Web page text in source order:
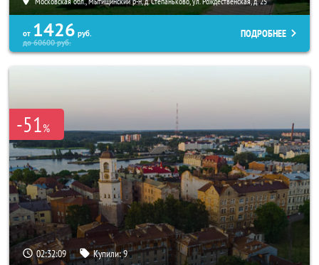
от 1426 руб.
до60600руб.
ПОДРОБНЕЕ
-51%
02:32:08 Купили:9